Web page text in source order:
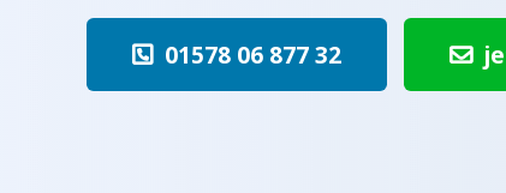
01578 06 877 32